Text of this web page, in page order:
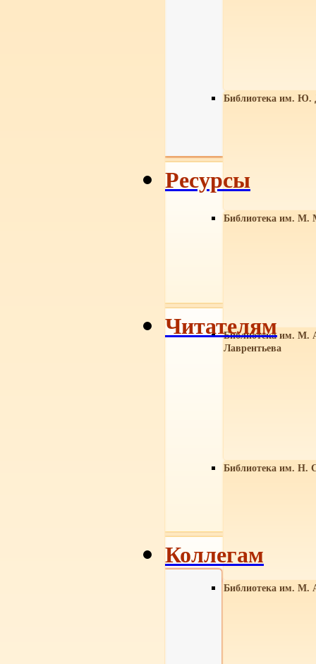
Библиотека им. Ю.
Библиотека им. М.
Библиотека им. М.
Лаврентьева
Библиотека им. Н.
Библиотека им. М.
Ресурсы
Читателям
Коллегам